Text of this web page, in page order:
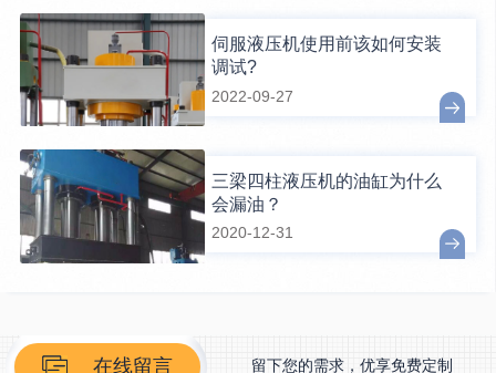
伺服液压机使用前该如何安装
调试?
2022-09-27
三梁四柱液压机的油缸为什么
会漏油？
2020-12-31
在线留言 留下您的需求，优享免费定制